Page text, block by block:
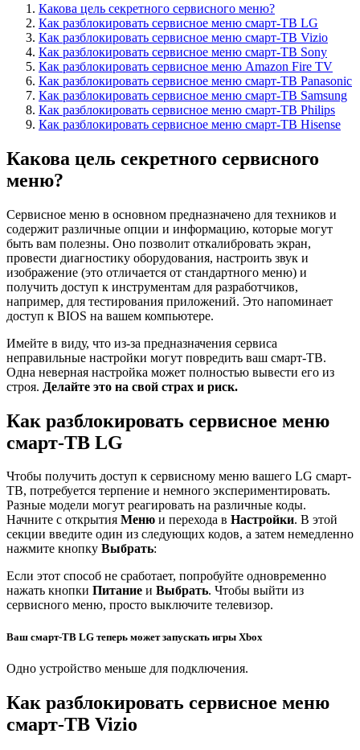
Какова цель секретного сервисного меню?
Как разблокировать сервисное меню смарт-ТВ LG
Как разблокировать сервисное меню смарт-ТВ Vizio
Как разблокировать сервисное меню смарт-ТВ Sony
Как разблокировать сервисное меню Amazon Fire TV
Как разблокировать сервисное меню смарт-ТВ Panasonic
Как разблокировать сервисное меню смарт-ТВ Samsung
Как разблокировать сервисное меню смарт-ТВ Philips
Как разблокировать сервисное меню смарт-ТВ Hisense
Какова цель секретного сервисного
меню?
Сервисное меню в основном предназначено для техников и
содержит различные опции и информацию, которые могут
быть вам полезны. Оно позволит откалибровать экран,
провести диагностику оборудования, настроить звук и
изображение (это отличается от стандартного меню) и
получить доступ к инструментам для разработчиков,
например, для тестирования приложений. Это напоминает
доступ к BIOS на вашем компьютере.
Имейте в виду, что из-за предназначения сервиса
неправильные настройки могут повредить ваш смарт-ТВ.
Одна неверная настройка может полностью вывести его из
строя. Делайте это на свой страх и риск.
Как разблокировать сервисное меню
смарт-ТВ LG
Чтобы получить доступ к сервисному меню вашего LG смарт-
ТВ, потребуется терпение и немного экспериментировать.
Разные модели могут реагировать на различные коды.
Начните с открытия Меню и перехода в Настройки. В этой
секции введите один из следующих кодов, а затем немедленно
нажмите кнопку Выбрать:
Если этот способ не сработает, попробуйте одновременно
нажать кнопки Питание и Выбрать. Чтобы выйти из
сервисного меню, просто выключите телевизор.
Ваш смарт-ТВ LG теперь может запускать игры Xbox
Одно устройство меньше для подключения.
Как разблокировать сервисное меню
смарт-ТВ Vizio